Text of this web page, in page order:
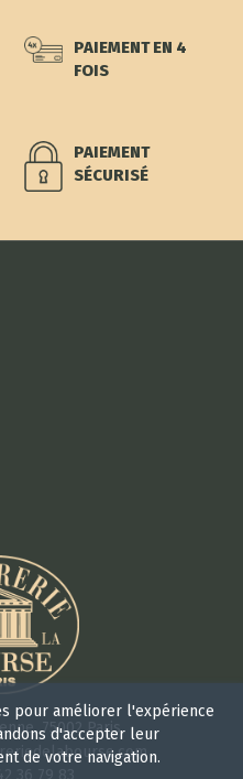
PAIEMENT EN 4
FOIS
PAIEMENT
SÉCURISÉ
75002 Paris
pour améliorer l'expérience
d'accepter leur
de votre navigation.